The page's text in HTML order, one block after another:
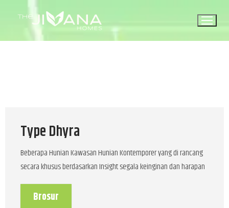
Type Dhyra
Beberapa Hunian Kawasan Hunian Kontemporer yang di rancang
secara khusus berdasarkan Insight segala keinginan dan harapan
Brosur